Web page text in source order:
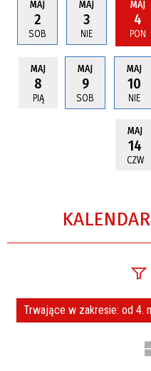
MAJ
2
SOB
MAJ
3
NIE
MAJ
4
PON
MAJ
8
PIĄ
MAJ
9
SOB
MAJ
10
NIE
MAJ
14
CZW
Szukana fraza
Trwające w zakresie: od 4.